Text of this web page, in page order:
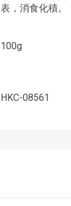
表，消食化積。
100g
HKC-08561